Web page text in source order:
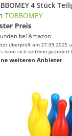
TOBBOMEY
Preis
bei Amazon
überprüft am 27.09.2025
kann sich seitdem geändert
weiteren Anbieter